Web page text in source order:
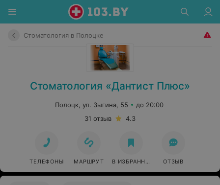
Стоматология в Полоцке
Стоматология «Дантист Плюс»
Полоцк, ул. Зыгина, 55
до 20:00
31 отзыв
4.3
ТЕЛЕФОНЫ МАРШРУТ В ИЗБРАННОЕ ОТЗЫВ